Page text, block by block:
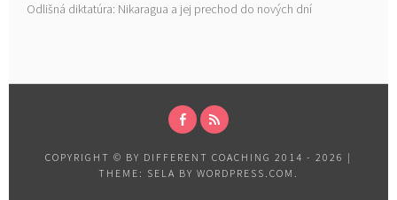
Odlišná diktatúra: Nikaragua a jej prechod do nových dní
COPYRIGHT © BY DIFFERENT COACHING 2014 - 2026 |
THEME: SELA BY WORDPRESS.COM .